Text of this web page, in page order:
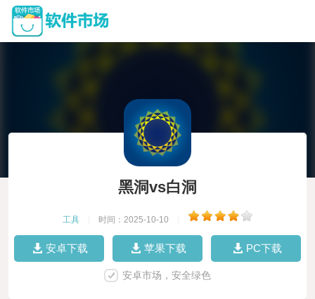
黑洞vs白洞
工具 时间：2025-10-10
安卓下载 苹果下载 PC下载
安卓市场，安全绿色